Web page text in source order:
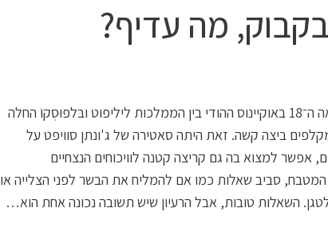
מה עדיף?
המלחמה שניטשה במאה ה־18 באוקיינוס ההודי בין הממלכות ליליפוט ובּלפוּסְקוֹ החלה
ביצה קשה. זאת היתה סאטירה של ג'ונתן סוויפט על
אפשר למצוא בה גם קריצה קטנה לוויכוחים הנצחיים
המטבח, סביב שאלות כמו אם להמליח את הבשר לפני הצלייה או
השאלות טובות, אבל הרעיון שיש תשובה נכונה אחת הוא…